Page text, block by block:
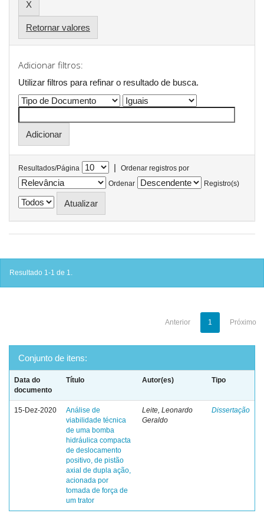
Retornar valores
Adicionar filtros:
Utilizar filtros para refinar o resultado de busca.
Resultados/Página |
Ordenar registros por
Ordenar
Registro(s)
Resultado 1-1 de 1.
Anterior 1 Próximo
Conjunto de itens:
Data do
documento
Título Autor(es) Tipo
15-Dez-2020
Análise de
viabilidade técnica
de uma bomba
hidráulica compacta
de deslocamento
positivo, de pistão
axial de dupla ação,
acionada por
tomada de força de
um trator
Leite, Leonardo
Geraldo
Dissertação